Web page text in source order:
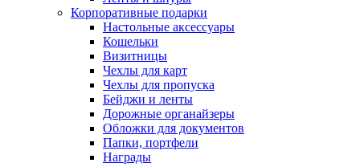
Корпоративные подарки
Настольные аксессуары
Кошельки
Визитницы
Чехлы для карт
Чехлы для пропуска
Бейджи и ленты
Дорожные органайзеры
Обложки для документов
Папки, портфели
Награды